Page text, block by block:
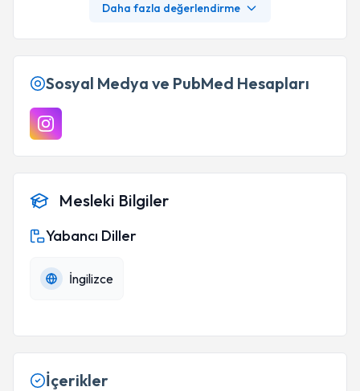
Daha fazla değerlendirme
Sosyal Medya ve PubMed Hesapları
Mesleki Bilgiler
Yabancı Diller
İngilizce
İçerikler